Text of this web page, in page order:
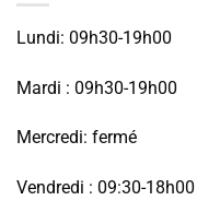
Lundi: 09h30-19h00
Mardi : 09h30-19h00
Mercredi: fermé
Vendredi : 09:30-18h00